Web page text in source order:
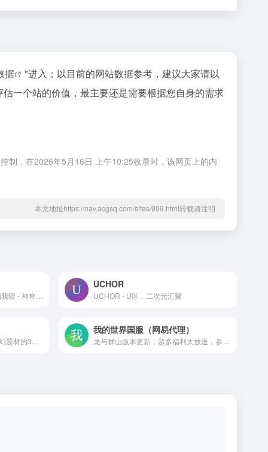
据
"进入；以目前的网站数据参考，建议大家请以
一个站的价值，最主要还是需要根据您自身的需求
制，在2026年5月16日 上午10:25收录时，该网页上的内
本文地址https://nav.acgsq.com/sites/999.html转载请注明
UCHOR
UCHOR - U区，二次元汇聚
我的世界国服（网易代理）